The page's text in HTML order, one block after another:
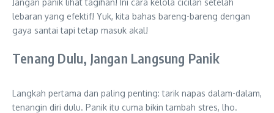
Jangan panik lihat tagihan! Ini cara kelola cicilan setelah
lebaran yang efektif! Yuk, kita bahas bareng-bareng dengan
gaya santai tapi tetap masuk akal!
Tenang Dulu, Jangan Langsung Panik
Langkah pertama dan paling penting: tarik napas dalam-dalam,
tenangin diri dulu. Panik itu cuma bikin tambah stres, lho.